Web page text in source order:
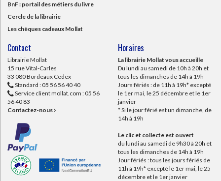
BnF : portail des métiers du livre
Cercle de la librairie
Les chèques cadeaux Mollat
Contact
Librairie Mollat
15 rue Vital-Carles
33 080 Bordeaux Cedex
Standard : 05 56 56 40 40
Service client mollat.com : 05 56
56 40 83
Contactez-nous
Horaires
La librairie Mollat vous accueille
Du lundi au samedi de 10h à 20h et
tous les dimanches de 14h à 19h
Jours fériés : de 11h à 19h* excepté
le 1er mai, le 25 décembre et le 1er
janvier
* Si le jour férié est un dimanche, de
14h à 19h
Le clic et collecte est ouvert
du lundi au samedi de 9h30 à 20h et
tous les dimanches de 14h à 19h
Jour fériés : tous les jours fériés de
11h à 19h* excepté le 1er mai, le 25
décembre et le 1er janvier